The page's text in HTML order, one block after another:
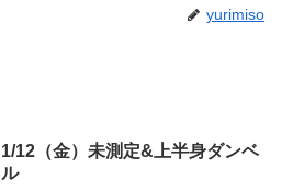
yurimiso
1/12（金）未測定&上半身ダンベ
ル